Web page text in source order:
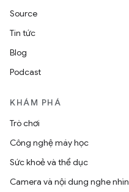
Source
Tin tức
Blog
Podcast
KHÁM PHÁ
Trò chơi
Công nghệ máy học
Sức khoẻ và thể dục
Camera và nội dung nghe nhìn